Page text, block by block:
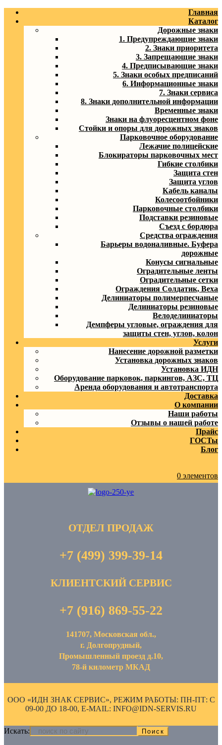
Главная
Каталог
Дорожные знаки
1. Предупреждающие знаки
2. Знаки приоритета
3. Запрещающие знаки
4. Предписывающие знаки
5. Знаки особых предписаний
6. Информационные знаки
7. Знаки сервиса
8. Знаки дополнительной информации
Временные знаки
Знаки на флуоресцентном фоне
Стойки и опоры для дорожных знаков
Парковочное оборудование
Лежачие полицейские
Блокираторы парковочных мест
Гибкие столбики
Защита стен
Защита углов
Кабель каналы
Колесоотбойники
Парковочные столбики
Подставки резиновые
Съезд с бордюра
Средства ограждения
Барьеры водоналивные. Буфера
дорожные
Конусы сигнальные
Оградительные ленты
Оградительные сетки
Ограждения Солдатик, Веха
Делиниаторы полимерпесчаные
Делиниаторы резиновые
Велоделиниаторы
Демпферы угловые, ограждения для
защиты стен, углов, колон
Услуги
Нанесение дорожной разметки
Установка дорожных знаков
Установка ИДН
Оборудование парковок, паркингов, АЗС, ТЦ
Аренда оборудования и автотранспорта
Доставка
О компании
Наши работы
Отзывы о нашей работе
Прайс
ГОСТы
Блог
0 элементов
ОТДЕЛ ПРОДАЖ
+7 (499) 399-39-14
КЛИЕНТСКИЙ СЕРВИС
+7 (916) 869-55-22
141707, Московская обл.,
г. Долгопрудный,
Промышленный проезд д.10,
78-й километр МКАД
ООО «ИДН ЗНАК СЕРВИС», РЕЖИМ РАБОТЫ: ПН-ПТ: С
09-00 ДО 18-00, E-MAIL: INFO@IDN-SERVIS.RU
Искать: